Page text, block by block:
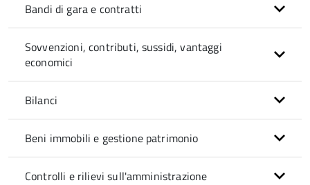
Bandi di gara e contratti
Sovvenzioni, contributi, sussidi, vantaggi
economici
Bilanci
Beni immobili e gestione patrimonio
Controlli e rilievi sull'amministrazione